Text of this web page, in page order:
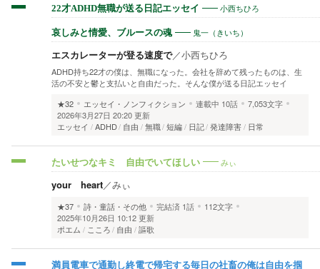
22才ADHD無職が送る日記エッセイ 小西ちひろ
哀しみと情愛、ブルースの魂 鬼一（きいち）
エスカレーターが登る速度で／小西ちひろ
ADHD持ち22才の僕は、無職になった。会社を辞めて残ったものは、生
活の不安と鬱と支払いと自由だった。そんな僕が送る日記エッセイ
★32
エッセイ・ノンフィクション 連載中 10話
7,053文字
2026年3月27日 20:20 更新
エッセイ
ADHD 自由 無職 短編 日記 発達障害 日常
たいせつなキミ 自由でいてほしい みぃ
your heart／みぃ
★37 詩・童話・その他 完結済 1話
112文字
2025年10月26日 10:12 更新
ポエム
こころ 自由 謳歌
満員電車で通勤し終電で帰宅する毎日の社畜の俺は自由を掴